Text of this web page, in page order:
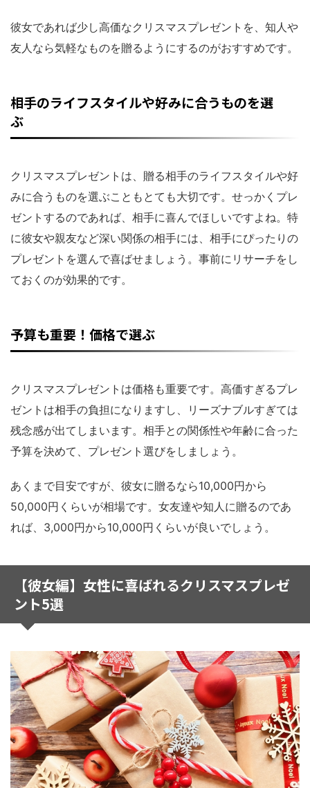
彼女であれば少し高価なクリスマスプレゼントを、知人や
友人なら気軽なものを贈るようにするのがおすすめです。
相手のライフスタイルや好みに合うものを選
ぶ
クリスマスプレゼントは、贈る相手のライフスタイルや好
みに合うものを選ぶこともとても大切です。せっかくプレ
ゼントするのであれば、相手に喜んでほしいですよね。特
に彼女や親友など深い関係の相手には、相手にぴったりの
プレゼントを選んで喜ばせましょう。事前にリサーチをし
ておくのが効果的です。
予算も重要！価格で選ぶ
クリスマスプレゼントは価格も重要です。高価すぎるプレ
ゼントは相手の負担になりますし、リーズナブルすぎては
残念感が出てしまいます。相手との関係性や年齢に合った
予算を決めて、プレゼント選びをしましょう。
あくまで目安ですが、彼女に贈るなら10,000円から
50,000円くらいが相場です。女友達や知人に贈るのであ
れば、3,000円から10,000円くらいが良いでしょう。
【彼女編】女性に喜ばれるクリスマスプレゼ
ント5選